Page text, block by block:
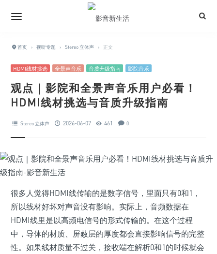
首页 › 视听专题 › Stereo 立体声 › 正文
HDMI线材挑选 全景声音乐 音质升级指南 影院音乐
观点｜影院和全景声音乐用户必看！
HDMI线材挑选与音质升级指南
Stereo 立体声 2026-06-07 461 0
很多人觉得HDMI线传输的是数字信号，里面只有0和1，
所以线材好坏对声音没有影响。实际上，音频数据在
HDMI线里是以高频电信号的形式传输的。在这个过程
中，导体的材质、屏蔽层的厚度都会直接影响信号的完整
性。如果线材质量不过关，接收端在解析0和1的时候就会